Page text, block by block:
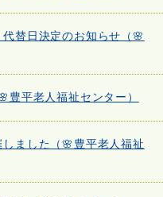
替日決定のお知らせ（🌸
豊平老人福祉センター）
ました（🌸豊平老人福祉